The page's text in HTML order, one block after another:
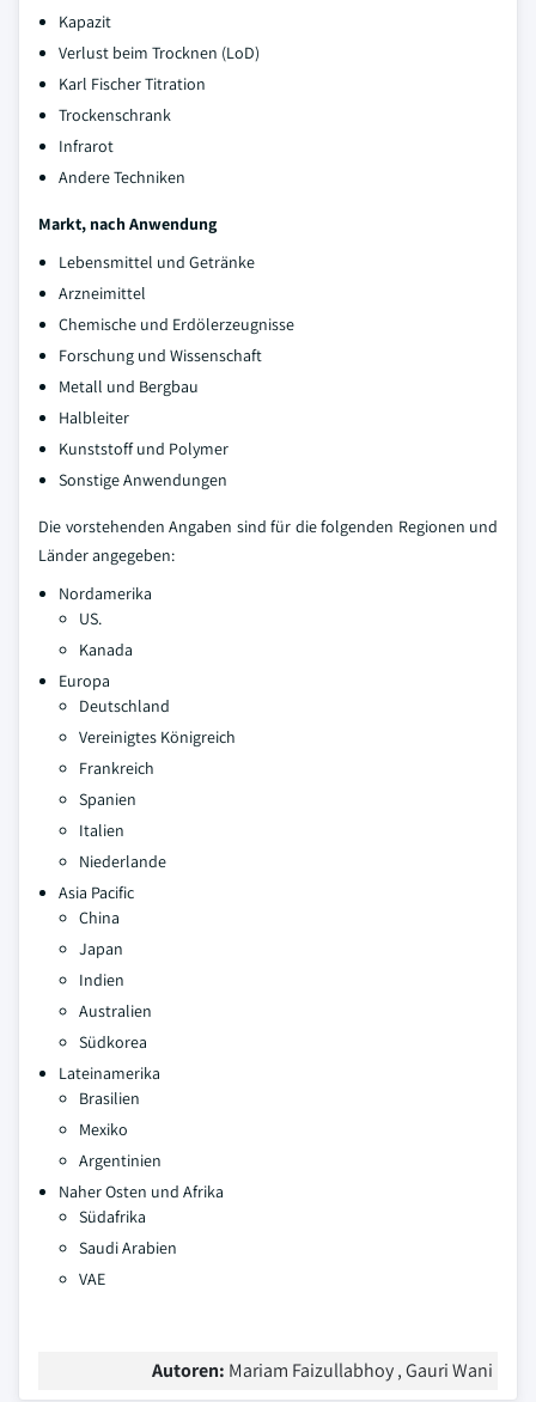
Kapazit
Verlust beim Trocknen (LoD)
Karl Fischer Titration
Trockenschrank
Infrarot
Andere Techniken
Markt, nach Anwendung
Lebensmittel und Getränke
Arzneimittel
Chemische und Erdölerzeugnisse
Forschung und Wissenschaft
Metall und Bergbau
Halbleiter
Kunststoff und Polymer
Sonstige Anwendungen
Die vorstehenden Angaben sind für die folgenden Regionen und
Länder angegeben:
Nordamerika
US.
Kanada
Europa
Deutschland
Vereinigtes Königreich
Frankreich
Spanien
Italien
Niederlande
Asia Pacific
China
Japan
Indien
Australien
Südkorea
Lateinamerika
Brasilien
Mexiko
Argentinien
Naher Osten und Afrika
Südafrika
Saudi Arabien
VAE
Autoren: Mariam Faizullabhoy , Gauri Wani